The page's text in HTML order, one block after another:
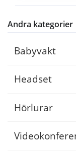
Andra kategorier
Babyvakt
Headset
Hörlurar